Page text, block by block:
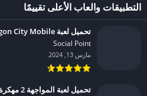
التطبيقات والعاب الأعلى تقييمًا
تحميل لعبة Dragon City Mobile مهكرة للاندرويد 2024
Social Point‏
مارس 13, 2024
تحميل لعبة المواجهة 2 مهكرة للاندرويد 2024